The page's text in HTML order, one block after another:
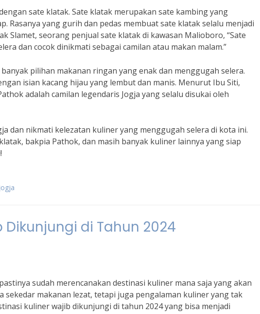
sate klatak. Sate klatak merupakan sate kambing yang
Rasanya yang gurih dan pedas membuat sate klatak selalu menjadi
Slamet, seorang penjual sate klatak di kawasan Malioboro, “Sate
dan cocok dinikmati sebagai camilan atau makan malam.”
pilihan makanan ringan yang enak dan menggugah selera.
isian kacang hijau yang lembut dan manis. Menurut Ibu Siti,
adalah camilan legendaris Jogja yang selalu disukai oleh
dan nikmati kelezatan kuliner yang menggugah selera di kota ini.
bakpia Pathok, dan masih banyak kuliner lainnya yang siap
di Tahun 2024
sudah merencanakan destinasi kuliner mana saja yang akan
sekedar makanan lezat, tetapi juga pengalaman kuliner yang tak
kuliner wajib dikunjungi di tahun 2024 yang bisa menjadi